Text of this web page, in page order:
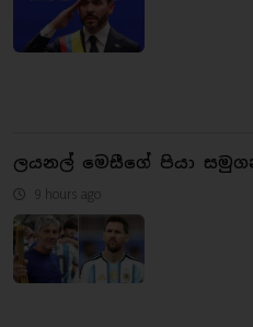
ලයනල් මෙසීගේ පියා
9 hours ago